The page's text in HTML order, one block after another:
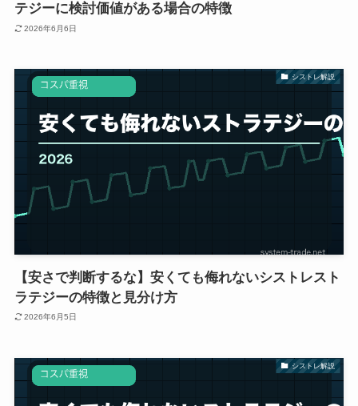
テジーに検討価値がある場合の特徴
2026年6月6日
シストレ解説
【安さで判断するな】安くても侮れないシストレスト
ラテジーの特徴と見分け方
2026年6月5日
シストレ解説